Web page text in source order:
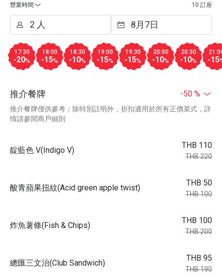
營業時間
10 訂座
17:30
-20%
18:00
-15%
18:30
-10%
19:00
-15%
19:30
-15%
20:00
-10%
20:30
-10% -15
推介餐牌 -50 %
推介餐牌僅供參考；除特別註明外，折扣適用於所有正價菜式，詳
情請參閱商戶細則
靛藍色 V(Indigo V)
THB 110
THB 220
酸青蘋果扭紋(Acid green apple twist)
THB 50
THB 100
炸魚薯條(Fish & Chips)
THB 100
THB 200
總匯三文治(Club Sandwich)
THB 95
THB 190